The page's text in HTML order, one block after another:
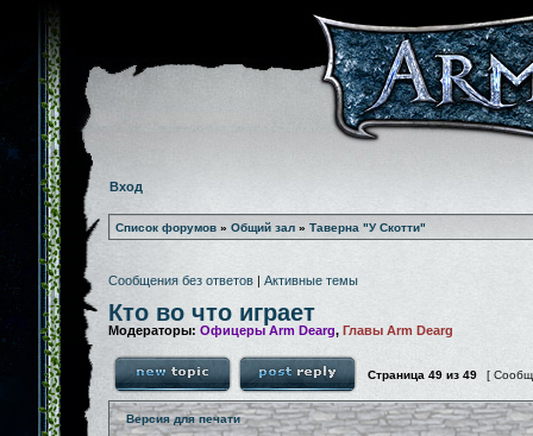
Вход
Список форумов » Общий зал » Таверна "У Скотти"
Сообщения без ответов | Активные темы
Кто во что играет
Модераторы: Офицеры Arm Dearg, Главы Arm Dearg
Страница 49 из 49 [
Версия для печати